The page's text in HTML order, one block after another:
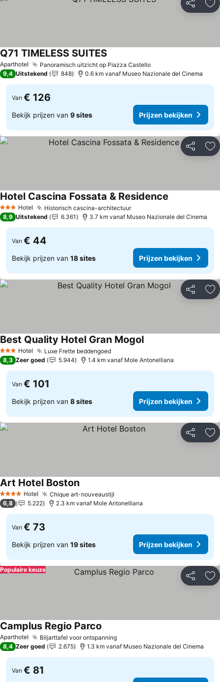
Delen
Aparthotel Panoramisch uitzicht op Piazza Castello
Q71 TIMELESS SUITES
9,4 Uitstekend 848 0.6 km vanaf Museo Nazionale del Cinema
Van € 126
Bekijk prijzen van 9 sites Prijzen bekijken
Delen
3 SterrenHotel Historisch cascina-architectuur
Hotel Cascina Fossata & Residence
8,9 Uitstekend 6.361 3.7 km vanaf Museo Nazionale del Cinema
Van € 44
Bekijk prijzen van 18 sites Prijzen bekijken
Delen
3 SterrenHotel Luxe Frette beddengoed
Best Quality Hotel Gran Mogol
8,3 Zeer goed 5.944 1.4 km vanaf Mole Antonelliana
Van € 101
Bekijk prijzen van 8 sites Prijzen bekijken
Delen
4 SterrenHotel Chique art-nouveaustijl
Art Hotel Boston
6,8 5.222 2.3 km vanaf Mole Antonelliana
Van € 73
Bekijk prijzen van 19 sites Prijzen bekijken
Delen
Populaire keuze
Aparthotel Biljarttafel voor ontspanning
Camplus Regio Parco
8,4 Zeer goed 2.675 1.3 km vanaf Museo Nazionale del Cinema
Van € 81